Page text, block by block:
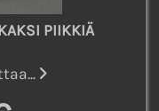
PIIKKIÄ